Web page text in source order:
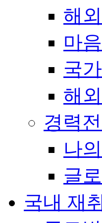
해
마
국
해
경력
나
글
국내 재